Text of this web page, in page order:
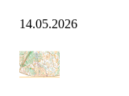
14.05.2026